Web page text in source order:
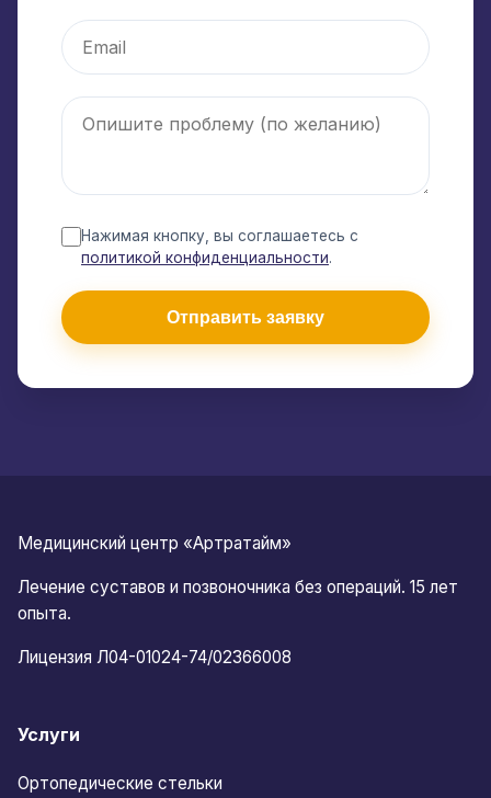
Нажимая кнопку, вы соглашаетесь с
политикой конфиденциальности.
Отправить заявку
Медицинский центр «Артратайм»
Лечение суставов и позвоночника без операций. 15 лет
опыта.
Лицензия Л04-01024-74/02366008
Услуги
Ортопедические стельки